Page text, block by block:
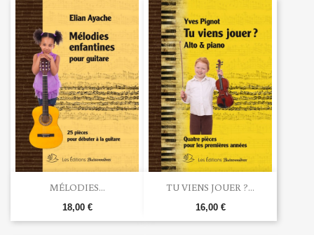
MÉLODIES...
18,00 €
TU VIENS JOUER ?...
16,00 €